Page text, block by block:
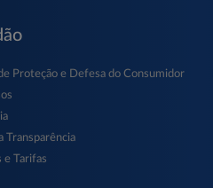
Proteção e Defesa do Consumidor
Transparência
e Tarifas